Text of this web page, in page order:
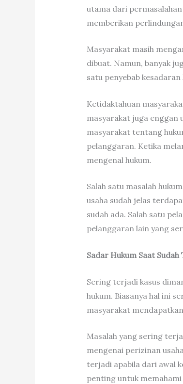
utama dari
memberikan
Masyarakat masih
dibuat. Namun, banyak
satu penyebab
Ketidaktahuan
masyarakat juga enggan
masyarakat tentang
pelanggaran. Ketika
mengenal hukum.
Salah satu masalah
usaha sudah jelas
sudah ada. Salah satu
pelanggaran lain yang
Sadar Hukum Saat Sudah
Sering terjadi kasus
hukum. Biasanya hal ini
masyarakat
Masalah yang sering
mengenai perizinan
terjadi apabila dari awal
penting untuk